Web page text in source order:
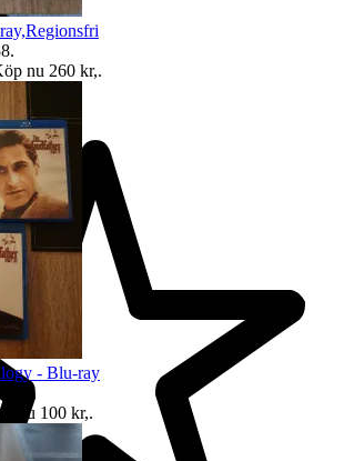
.
nu 260 kr,.
- Blu-ray
nu 100 kr,.